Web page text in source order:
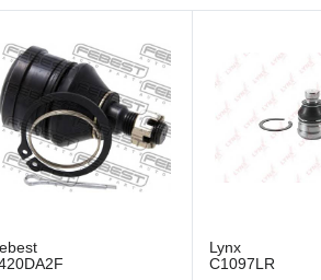
Lynx
C1097LR